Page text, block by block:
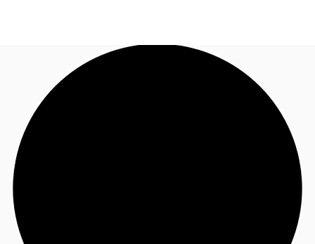
オフィス・事務所
倉庫・物流センター
お電話